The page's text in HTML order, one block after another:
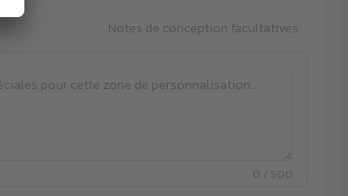
Notes de conception facultatives
0 / 500